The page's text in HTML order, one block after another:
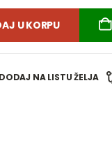
U KORPU
DODAJ NA LISTU ŽELJA